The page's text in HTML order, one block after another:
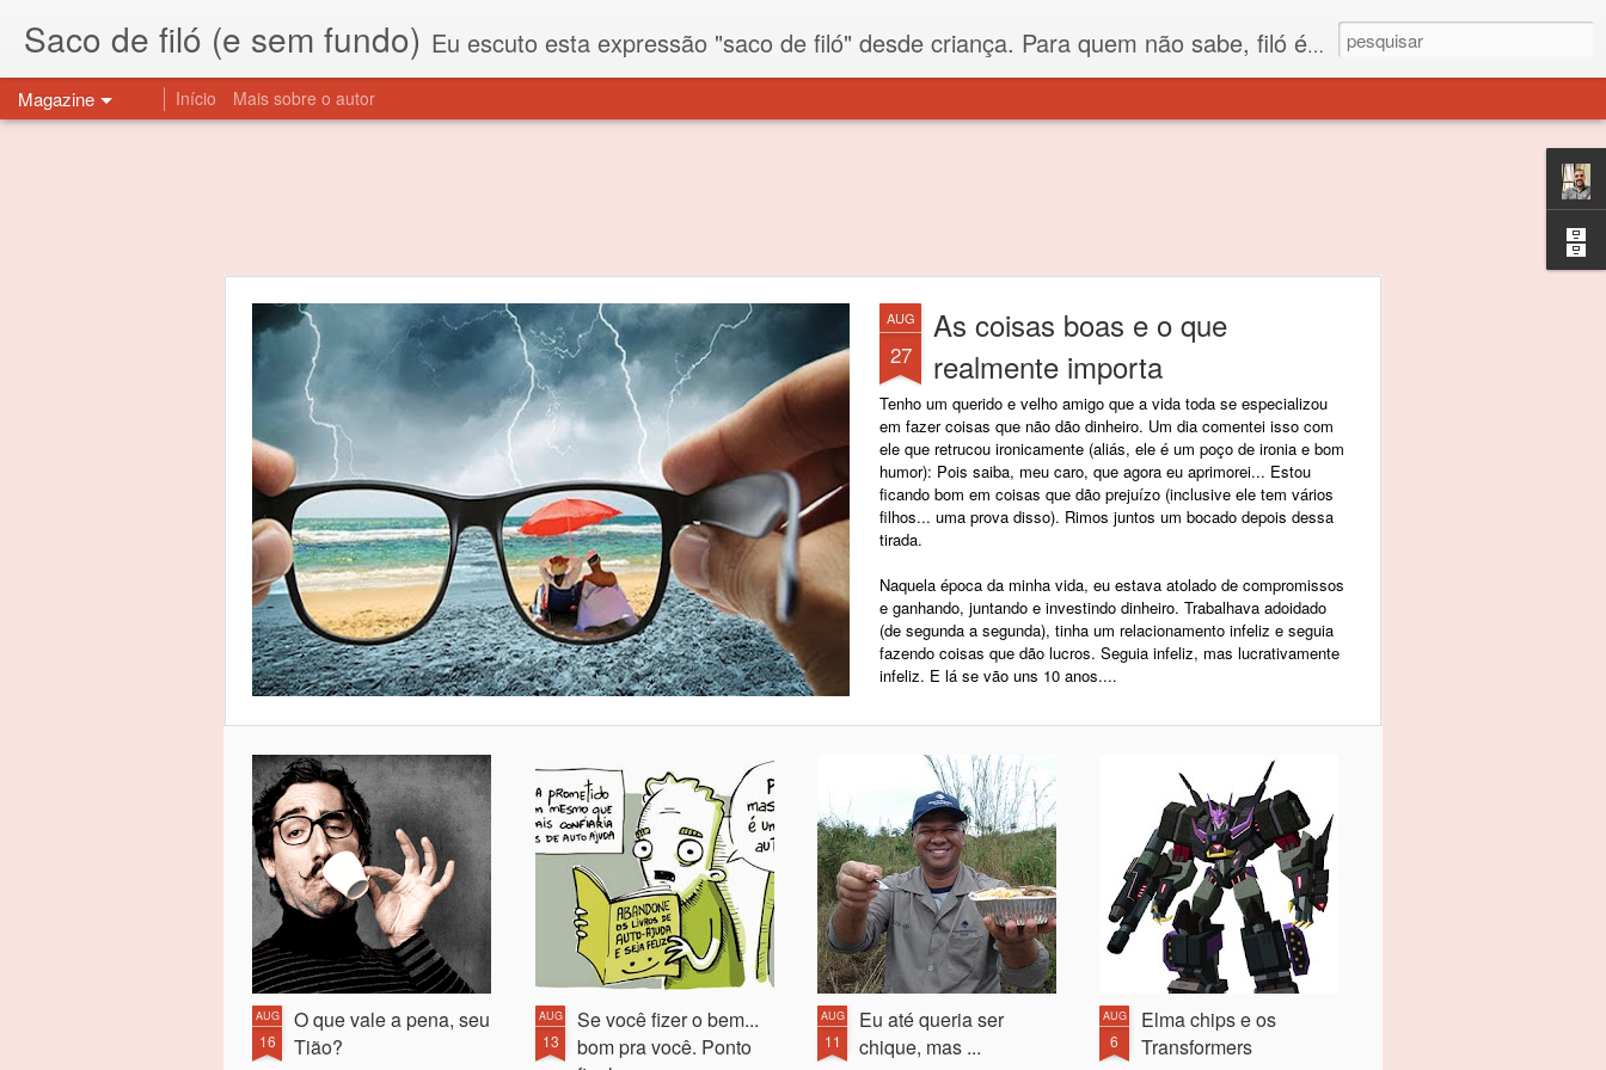
Saco de filó (e sem fundo) Eu escuto esta expressão "saco de filó" desde criança. Para quem não sabe, filó é um tecido todo furadinho e permite que um saco feito com ele, mesmo que muito exposto ao ar soprado para dentro, nunca vai se encher. Aí está o propósito deste nome... Para viver em sociedade tem que ter saco de filó.
Magazine Início Mais sobre o autor
AUG
27
As coisas boas e o que
realmente importa
Tenho um querido e velho amigo que a vida toda se especializou
em fazer coisas que não dão dinheiro. Um dia comentei isso com
ele que retrucou ironicamente (aliás, ele é um poço de ironia e bom
humor): Pois saiba, meu caro, que agora eu aprimorei... Estou
ficando bom em coisas que dão prejuízo (inclusive ele tem vários
filhos... uma prova disso). Rimos juntos um bocado depois dessa
tirada.
Naquela época da minha vida, eu estava atolado de compromissos
e ganhando, juntando e investindo dinheiro. Trabalhava adoidado
(de segunda a segunda), tinha um relacionamento infeliz e seguia
fazendo coisas que dão lucros. Seguia infeliz, mas lucrativamente
infeliz. E lá se vão uns 10 anos....
AUG
16
O que vale a pena, seu
Tião?
AUG
13
Se você fizer o bem...
bom pra você. Ponto
AUG
11
Eu até queria ser
chique, mas ...
AUG
6
Elma chips e os
Transformers